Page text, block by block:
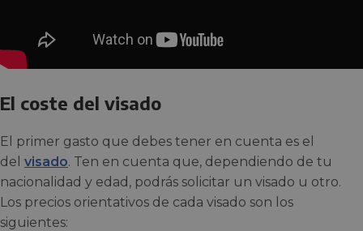
El coste del visado
El primer gasto que debes tener en cuenta es el
del visado. Ten en cuenta que, dependiendo de tu
nacionalidad y edad, podrás solicitar un visado u otro.
Los precios orientativos de cada visado son los
siguientes: